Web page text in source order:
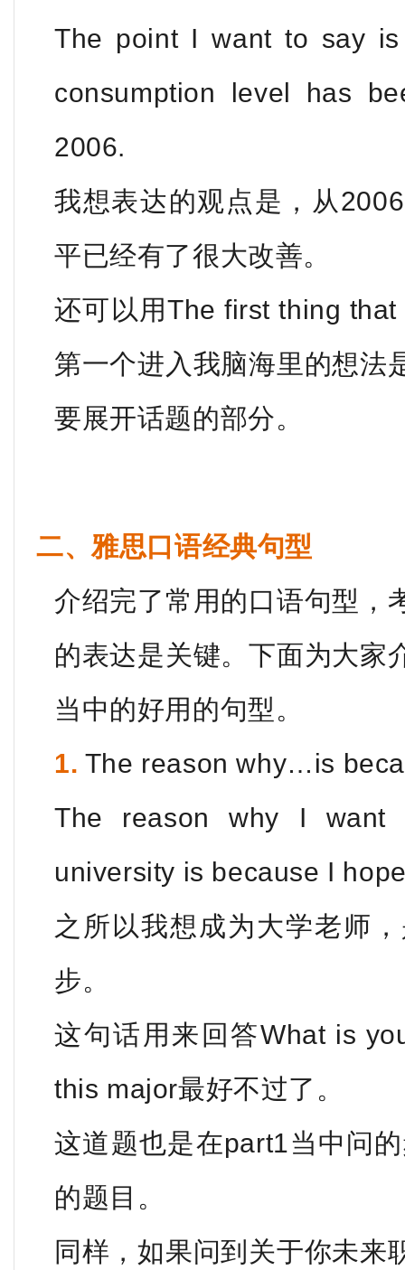
The point I want to say
consumption level has
2006.
我想表达的观点是，从
平已经有了很大改善。
还可以用The first thing
第一个进入我脑海里的想
要展开话题的部分。
二、雅思口语经典句型
介绍完了常用的口语句型，
的表达是关键。下面为大家
当中的好用的句型。
1. The reason why…is
The reason why I
university is because I
之所以我想成为大学老师
步。
这句话用来回答What is
this major最好不过了。
这道题也是在part1当中问
的题目。
同样，如果问到关于你未来